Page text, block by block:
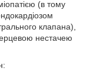
(в тому
клапана),
нестачею